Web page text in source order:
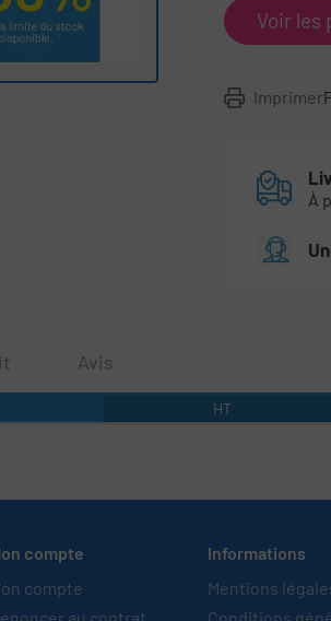
Voir les
Imprimer
À
Avis
HT
compte
compte
Informations
Mentions